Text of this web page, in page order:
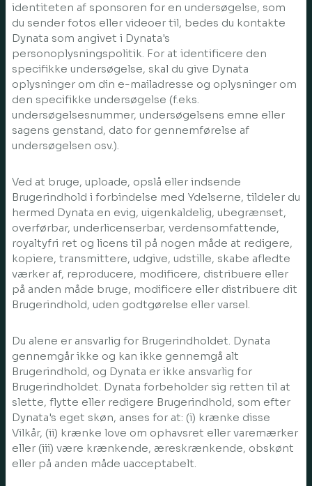
identiteten af sponsoren for en undersøgelse, som
du sender fotos eller videoer til, bedes du kontakte
Dynata som angivet i Dynata's
personoplysningspolitik. For at identificere den
specifikke undersøgelse, skal du give Dynata
oplysninger om din e-mailadresse og oplysninger om
den specifikke undersøgelse (f.eks.
undersøgelsesnummer, undersøgelsens emne eller
sagens genstand, dato for gennemførelse af
undersøgelsen osv.).
Ved at bruge, uploade, opslå eller indsende
Brugerindhold i forbindelse med Ydelserne, tildeler du
hermed Dynata en evig, uigenkaldelig, ubegrænset,
overførbar, underlicenserbar, verdensomfattende,
royaltyfri ret og licens til på nogen måde at redigere,
kopiere, transmittere, udgive, udstille, skabe afledte
værker af, reproducere, modificere, distribuere eller
på anden måde bruge, modificere eller distribuere dit
Brugerindhold, uden godtgørelse eller varsel.
Du alene er ansvarlig for Brugerindholdet. Dynata
gennemgår ikke og kan ikke gennemgå alt
Brugerindhold, og Dynata er ikke ansvarlig for
Brugerindholdet. Dynata forbeholder sig retten til at
slette, flytte eller redigere Brugerindhold, som efter
Dynata's eget skøn, anses for at: (i) krænke disse
Vilkår, (ii) krænke love om ophavsret eller varemærker
eller (iii) være krænkende, æreskrænkende, obskønt
eller på anden måde uacceptabelt.